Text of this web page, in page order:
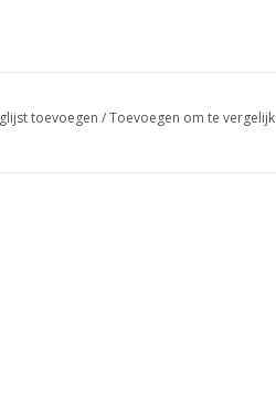
toevoegen /Toevoegen om te